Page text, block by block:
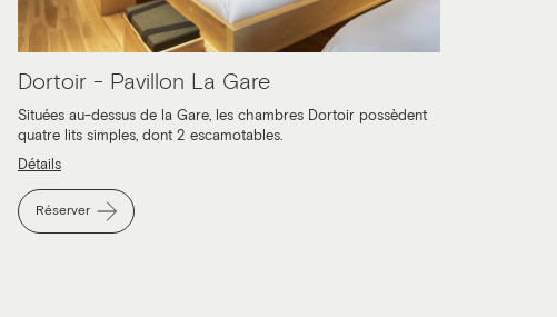
Dortoir - Pavillon La Gare
Situées au-dessus de la Gare, les chambres Dortoir possèdent
quatre lits simples, dont 2 escamotables.
Détails
Réserver